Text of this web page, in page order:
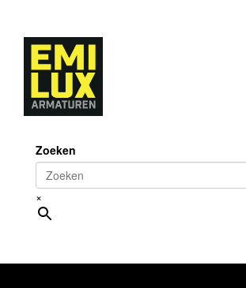
content
Zoeken
×